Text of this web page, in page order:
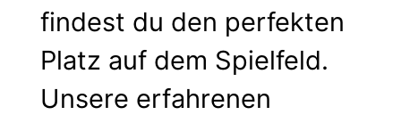
findest du den perfekten
Platz auf dem Spielfeld.
Unsere erfahrenen